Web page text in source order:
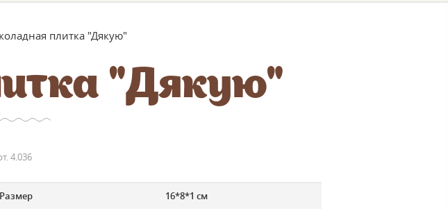
плитка "Дякую"
"Дякую"
4.036
Размер 16*8*1 см